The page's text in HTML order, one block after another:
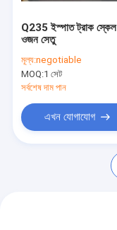
Q235 ইস্পাত ট্রাক স্কেল
ওজন সেতু
মূল্য:negotiable
MOQ:1 সেট
সর্বশেষ দাম পান
এখন যোগাযোগ